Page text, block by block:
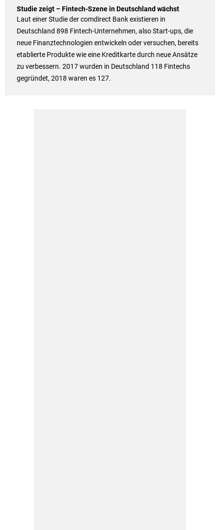
Studie zeigt – Fintech-Szene in Deutschland wächst
Laut einer Studie der comdirect Bank existieren in
Deutschland 898 Fintech-Unternehmen, also Start-ups, die
neue Finanztechnologien entwickeln oder versuchen, bereits
etablierte Produkte wie eine Kreditkarte durch neue Ansätze
zu verbessern. 2017 wurden in Deutschland 118 Fintechs
gegründet, 2018 waren es 127.